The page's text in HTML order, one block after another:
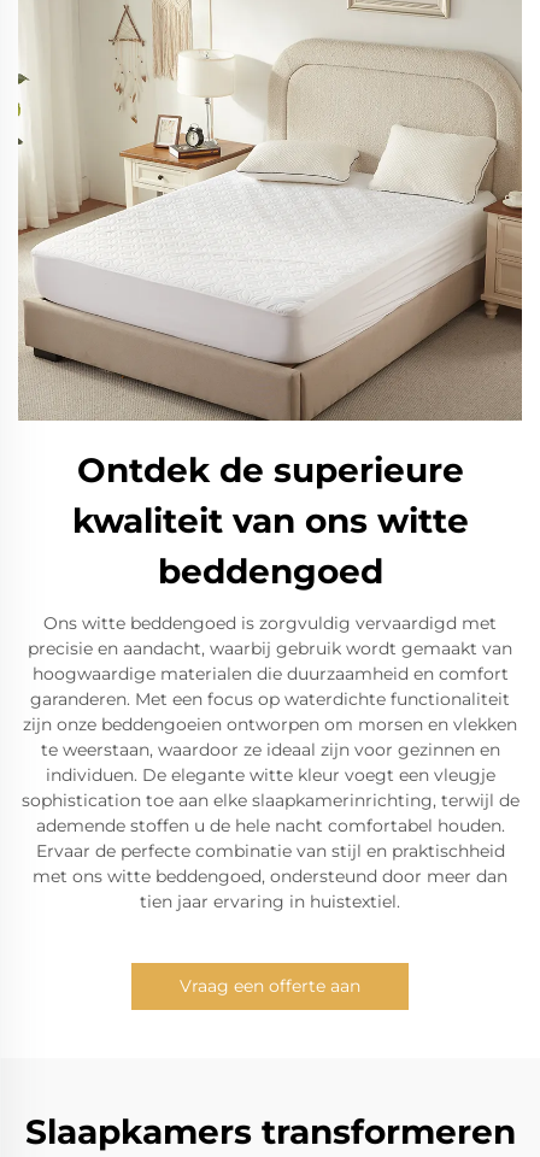
Ontdek de superieure
kwaliteit van ons witte
beddengoed
Ons witte beddengoed is zorgvuldig vervaardigd met
precisie en aandacht, waarbij gebruik wordt gemaakt van
hoogwaardige materialen die duurzaamheid en comfort
garanderen. Met een focus op waterdichte functionaliteit
zijn onze beddengoeien ontworpen om morsen en vlekken
te weerstaan, waardoor ze ideaal zijn voor gezinnen en
individuen. De elegante witte kleur voegt een vleugje
sophistication toe aan elke slaapkamerinrichting, terwijl de
ademende stoffen u de hele nacht comfortabel houden.
Ervaar de perfecte combinatie van stijl en praktischheid
met ons witte beddengoed, ondersteund door meer dan
tien jaar ervaring in huistextiel.
Vraag een offerte aan
Slaapkamers transformeren